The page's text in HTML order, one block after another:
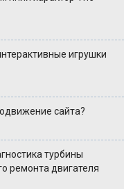
игрушки
сайта?
турбины
ремонта двигателя